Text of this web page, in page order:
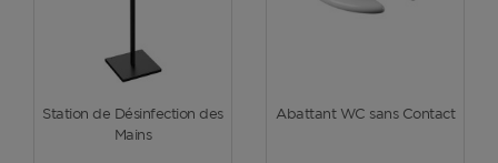
Voir plus
Station de Désinfection des
Mains
Voir plus
Abattant WC sans Contact